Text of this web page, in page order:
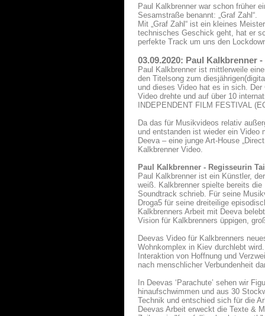
Paul Kalkbrenner war schon früher
Sesamstraße benannt: „Graf Zahl“.
Mit „Graf Zahl“ ist ein kleines
technisches Geschick geht, hat er
perfekte Track um uns den
03.09.2020: Paul Kalkbrenner
Paul Kalkbrenner ist mittlerweile
den Titelsong zum
und dieses Video hat es in sich.
Video drehte und auf über 10
INDEPENDENT FILM FESTIVAL
Da das für Musikvideos relativ
und entstanden ist wieder ein Video
Deeva – eine junge Art-House
Kalkbrenner Video.
Paul Kalkbrenner - Regisseurin
Paul Kalkbrenner ist ein Künstler,
weiß. Kalkbrenner spielte bereits
Soundtrack schrieb. Für seine
Droga5 für seine dreiteilige
Kalkbrenners Arbeit mit Deeva
Vision für Kalkbrenners üppigen,
Deevas Video für Kalkbrenners
Wohnkomplex in Kiev durchlebt
Interaktion von Hoffnung und
nach menschlicher Verbundenheit
In Deevas ‘Parachute’ sehen wir
hinaufschwimmen und aus 30
Technik und entschied sich für die
Deevas Arbeit erweckt die Texte &